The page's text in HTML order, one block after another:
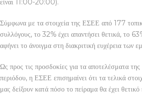
Σύμφωνα με τα στοιχεία της ΕΣΕΕ από 177
συλλόγους, το 32% έχει απαντήσει θετικά, το
αφήνει το άνοιγμα στη διακριτική ευχέρεια των
Ως προς τις προσδοκίες για τα αποτελέσματα της
περιόδου, η ΕΣΕΕ επισημαίνει ότι τα τελικά
μας δείξουν κατά πόσο το πείραμα θα έχει